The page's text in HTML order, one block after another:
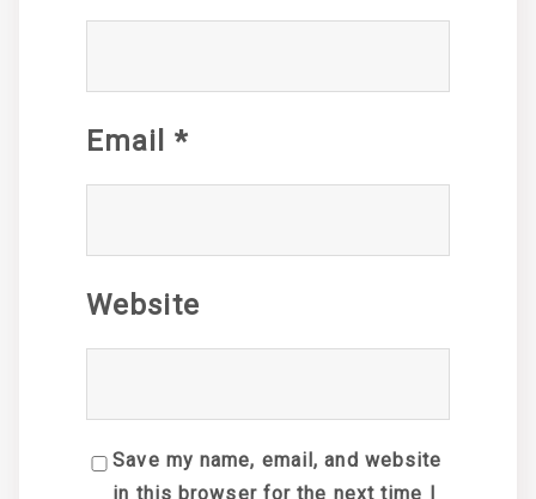
Email *
Website
Save my name, email, and website
in this browser for the next time I